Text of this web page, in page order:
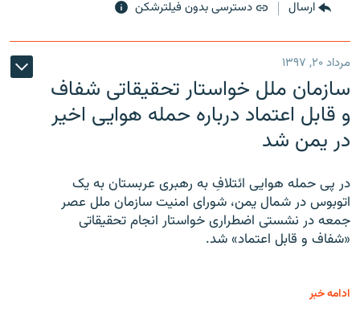
ارسال دسترسی بدون فیلترشکن
مرداد ۲۰, ۱۳۹۷
سازمان ملل خواستار تحقیقاتی شفاف
و قابل اعتماد درباره حمله هوایی اخیر
در یمن شد
در پی حمله هوایی ائتلافِ به رهبری عربستان به یک
اتوبوس در شمال یمن، شورای امنیت سازمان ملل عصر
جمعه در نشستی اضطراری خواستار انجام تحقیقاتی
«شفاف و قابل اعتماد» شد.
ادامه خبر